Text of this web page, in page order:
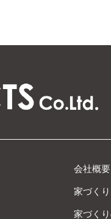
会社概要
家づくり
家づく